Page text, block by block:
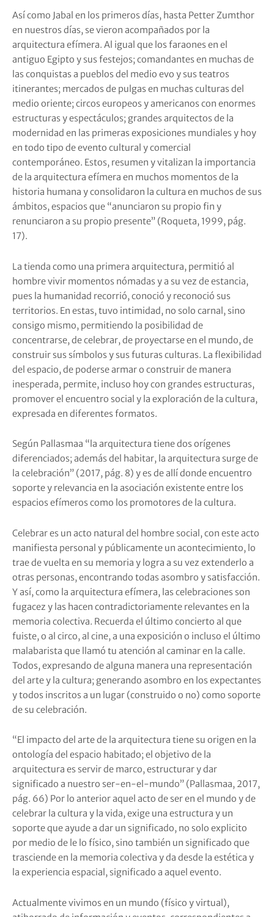
Así como Jabal en los primeros días, hasta Petter Zumthor
en nuestros días, se vieron acompañados por la
arquitectura efímera. Al igual que los faraones en el
antiguo Egipto y sus festejos; comandantes en muchas de
las conquistas a pueblos del medio evo y sus teatros
itinerantes; mercados de pulgas en muchas culturas del
medio oriente; circos europeos y americanos con enormes
estructuras y espectáculos; grandes arquitectos de la
modernidad en las primeras exposiciones mundiales y hoy
en todo tipo de evento cultural y comercial
contemporáneo. Estos, resumen y vitalizan la importancia
de la arquitectura efímera en muchos momentos de la
historia humana y consolidaron la cultura en muchos de sus
ámbitos, espacios que “anunciaron su propio fin y
renunciaron a su propio presente” (Roqueta, 1999, pág.
17).
La tienda como una primera arquitectura, permitió al
hombre vivir momentos nómadas y a su vez de estancia,
pues la humanidad recorrió, conoció y reconoció sus
territorios. En estas, tuvo intimidad, no solo carnal, sino
consigo mismo, permitiendo la posibilidad de
concentrarse, de celebrar, de proyectarse en el mundo, de
construir sus símbolos y sus futuras culturas. La flexibilidad
del espacio, de poderse armar o construir de manera
inesperada, permite, incluso hoy con grandes estructuras,
promover el encuentro social y la exploración de la cultura,
expresada en diferentes formatos.
Según Pallasmaa “la arquitectura tiene dos orígenes
diferenciados; además del habitar, la arquitectura surge de
la celebración” (2017, pág. 8) y es de allí donde encuentro
soporte y relevancia en la asociación existente entre los
espacios efímeros como los promotores de la cultura.
Celebrar es un acto natural del hombre social, con este acto
manifiesta personal y públicamente un acontecimiento, lo
trae de vuelta en su memoria y logra a su vez extenderlo a
otras personas, encontrando todas asombro y satisfacción.
Y así, como la arquitectura efímera, las celebraciones son
fugacez y las hacen contradictoriamente relevantes en la
memoria colectiva. Recuerda el último concierto al que
fuiste, o al circo, al cine, a una exposición o incluso el último
malabarista que llamó tu atención al caminar en la calle.
Todos, expresando de alguna manera una representación
del arte y la cultura; generando asombro en los expectantes
y todos inscritos a un lugar (construido o no) como soporte
de su celebración.
“El impacto del arte de la arquitectura tiene su origen en la
ontología del espacio habitado; el objetivo de la
arquitectura es servir de marco, estructurar y dar
significado a nuestro ser-en-el-mundo” (Pallasmaa, 2017,
pág. 66) Por lo anterior aquel acto de ser en el mundo y de
celebrar la cultura y la vida, exige una estructura y un
soporte que ayude a dar un significado, no solo explicito
por medio de le lo físico, sino también un significado que
trasciende en la memoria colectiva y da desde la estética y
la experiencia espacial, significado a aquel evento.
Actualmente vivimos en un mundo (físico y virtual),